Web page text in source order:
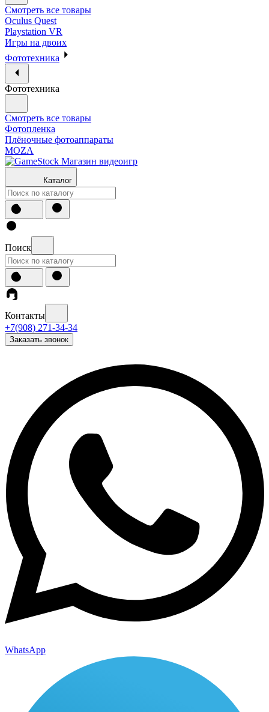
Смотреть все товары
Oculus Quest
Playstation VR
Игры на двоих
Фототехника
Фототехника
Смотреть все товары
Фотопленка
Плёночные фотоаппараты
MOZA
Каталог
Поиск
Контакты
+7(908) 271-34-34
Заказать звонок
WhatsApp